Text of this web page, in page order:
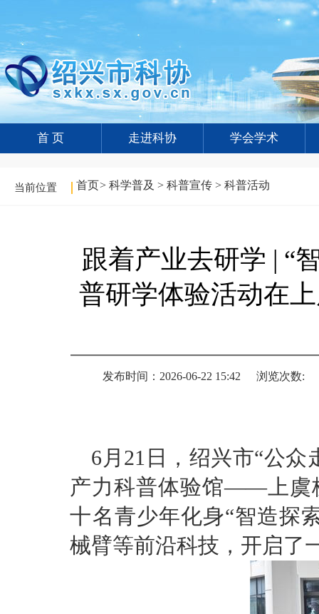
首 页 走进科协 学会学术
当前位置 首页> 科学普及 > 科普宣传 > 科普活动
跟着产业去研学 | “
普研学体验活动在
发布时间：2026-06-22 15:42 浏览次数:
6月21日，绍兴市“公
产力科普体验馆——上虞
十名青少年化身“智造探
械臂等前沿科技，开启了